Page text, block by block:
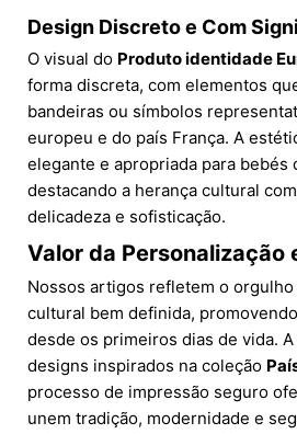
Design Discreto e Com
O visual do Produto identidade
forma discreta, com elementos
bandeiras ou símbolos
europeu e do país França. A
elegante e apropriada para bebés
destacando a herança cultural
delicadeza e sofisticação.
Valor da Personalização
Nossos artigos refletem o
cultural bem definida,
desde os primeiros dias de vida.
designs inspirados na coleção
processo de impressão seguro
unem tradição, modernidade e